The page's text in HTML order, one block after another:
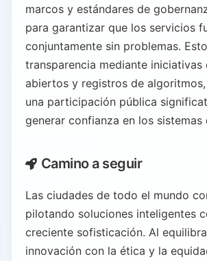
marcos y estándares de
para garantizar que los servicios
conjuntamente sin problemas.
transparencia mediante iniciativas
abiertos y registros de
una participación pública
generar confianza en los sistemas
Camino a seguir
Las ciudades de todo el mundo
pilotando soluciones inteligentes
creciente sofisticación. Al
innovación con la ética y la